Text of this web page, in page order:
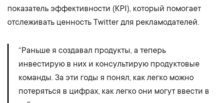
показатель эффективности (KPI), который помогает
отслеживать ценность Twitter для рекламодателей.
“Раньше я создавал продукты, а теперь
инвестирую в них и консультирую продуктовые
команды. За эти годы я понял, как легко можно
потеряться в цифрах, как легко они могут ввести в